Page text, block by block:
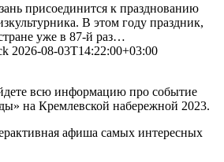
присоединится к празднованию
В этом году праздник,
уже в 87-й раз…
2026-08-03T14:22:00+03:00
всю информацию про событие
на Кремлевской набережной 2023.
афиша самых интересных